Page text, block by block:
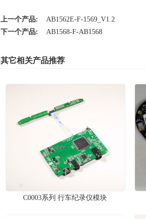
上一个产品:
AB1562E-F-1569_V1.2
下一个产品:
AB1568-F-AB1568
其它相关产品推荐
C0003系列 行车纪录仪模块